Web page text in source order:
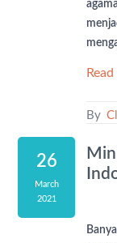
By
26
March
2021